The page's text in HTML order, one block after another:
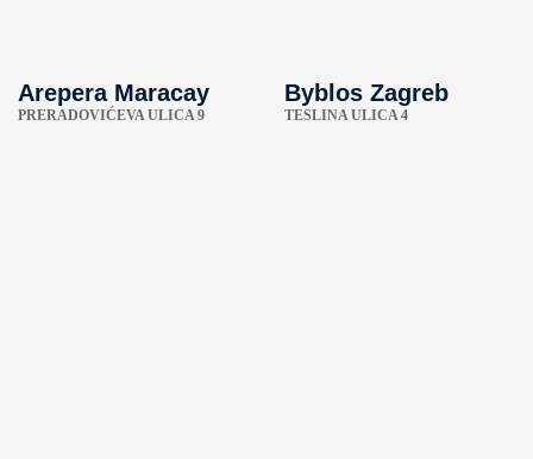
Arepera Maracay
PRERADOVIĆEVA ULICA 9
Byblos Zagreb
TESLINA ULICA 4